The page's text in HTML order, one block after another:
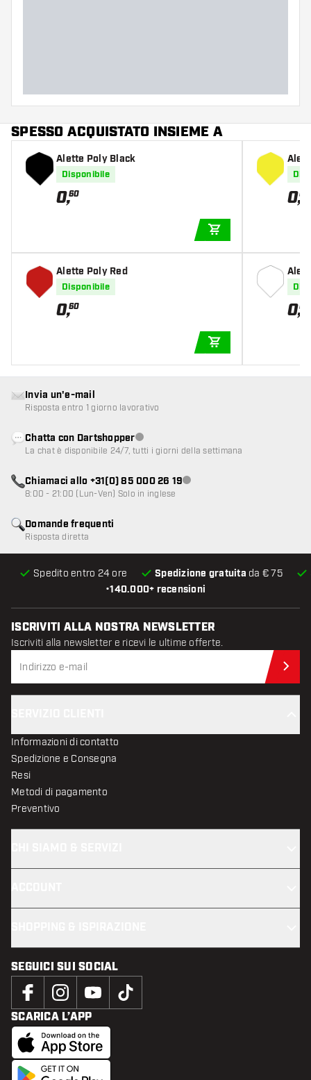
SPESSO ACQUISTATO INSIEME A
Alette Poly Black
Disponibile
0,60
Alette Poly Red
Disponibile
0,60
0,60
0,60
•140.000+ recensioni
Spedito entro 24 ore Spedizione gratuita da € 75
Domande frequenti
Risposta diretta
Invia un'e-mail
Risposta entro 1 giorno lavorativo
Chatta con DartshopperServizio clienti non disponibile
La chat è disponibile 24/7, tutti i giorni della settimana
Chiamaci allo +31(0) 85 000 26 19Servizio clienti non disponibile
8:00 - 21:00 (Lun-Ven) Solo in inglese
ISCRIVITI ALLA NOSTRA NEWSLETTER
Iscriviti alla newsletter e ricevi le ultime offerte.
Informazioni di contatto
Spedizione e Consegna
Resi
Metodi di pagamento
Preventivo
SEGUICI SUI SOCIAL
SCARICA L’APP